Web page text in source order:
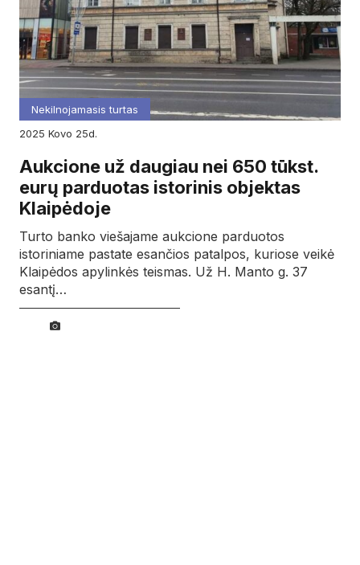
Nekilnojamasis turtas
2025
kovo 25d.
Aukcione už daugiau nei 650 tūkst.
eurų parduotas istorinis objektas
Klaipėdoje
Turto banko viešajame aukcione parduotos
istoriniame pastate esančios patalpos, kuriose veikė
Klaipėdos apylinkės teismas. Už H. Manto g. 37
esantį…